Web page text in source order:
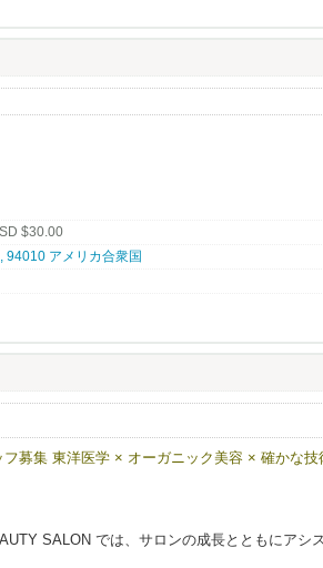
$30.00
94010 アメリカ合衆国
募集 東洋医学 × オーガニック美容 × 確かな
SALON では、サロンの成長とともにアシ